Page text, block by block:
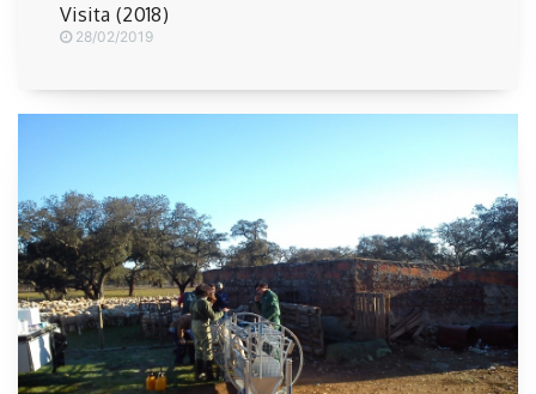
Visita (2018)
28/02/2019